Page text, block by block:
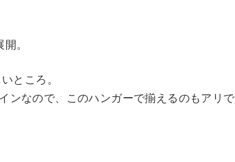
。
ところ。
ンなので、このハンガーで揃えるのもアリで